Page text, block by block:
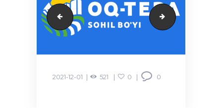
Murad-Buildings Dream-City
2021-12-01 521 0 0